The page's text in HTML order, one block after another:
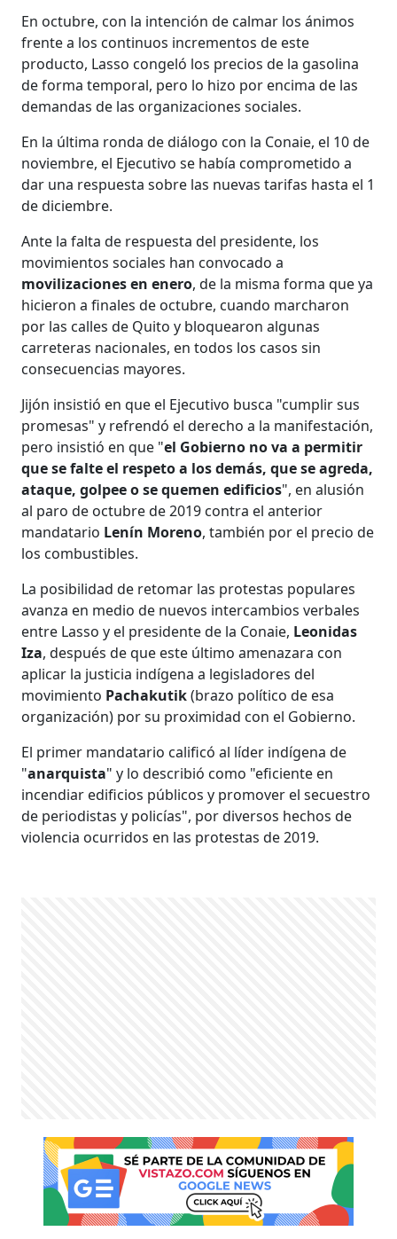
En octubre, con la intención de calmar los ánimos
frente a los continuos incrementos de este
producto, Lasso congeló los precios de la gasolina
de forma temporal, pero lo hizo por encima de las
demandas de las organizaciones sociales.
En la última ronda de diálogo con la Conaie, el 10 de
noviembre, el Ejecutivo se había comprometido a
dar una respuesta sobre las nuevas tarifas hasta el 1
de diciembre.
Ante la falta de respuesta del presidente, los
movimientos sociales han convocado a
movilizaciones en enero, de la misma forma que ya
hicieron a finales de octubre, cuando marcharon
por las calles de Quito y bloquearon algunas
carreteras nacionales, en todos los casos sin
consecuencias mayores.
Jijón insistió en que el Ejecutivo busca "cumplir sus
promesas" y refrendó el derecho a la manifestación,
pero insistió en que "el Gobierno no va a permitir
que se falte el respeto a los demás, que se agreda,
ataque, golpee o se quemen edificios", en alusión
al paro de octubre de 2019 contra el anterior
mandatario Lenín Moreno, también por el precio de
los combustibles.
La posibilidad de retomar las protestas populares
avanza en medio de nuevos intercambios verbales
entre Lasso y el presidente de la Conaie, Leonidas
Iza, después de que este último amenazara con
aplicar la justicia indígena a legisladores del
movimiento Pachakutik(brazo político de esa
organización) por su proximidad con el Gobierno.
El primer mandatario calificó al líder indígena de
"anarquista" y lo describió como "eficiente en
incendiar edificios públicos y promover el secuestro
de periodistas y policías", por diversos hechos de
violencia ocurridos en las protestas de 2019.